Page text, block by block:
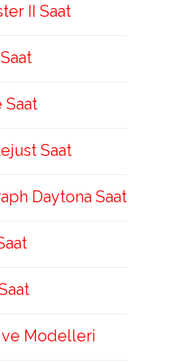
II Saat
Saat
Saat
Daytona Saat
Modelleri